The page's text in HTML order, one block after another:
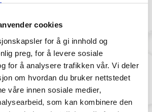
cookies
for å gi innhold og
preg, for å levere sosiale
for å analysere trafikken vår. Vi deler
om hvordan du bruker nettstedet
våre innen sosiale medier,
som kan kombinere den
PEHD- Rør